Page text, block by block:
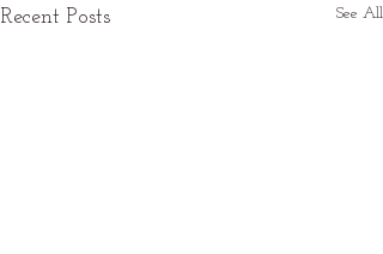
Recent Posts See All